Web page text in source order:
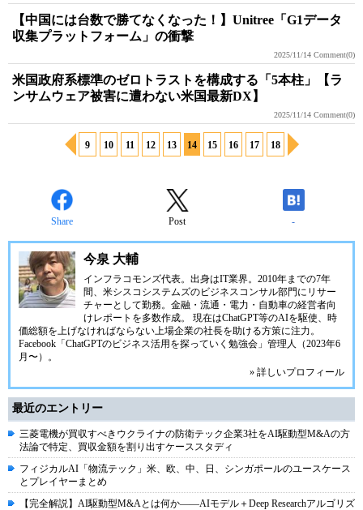
【中国には台数で勝てなくなった！】Unitree「G1データ
収集プラットフォーム」の衝撃
2025/11/14 Comment(0)
米国政府系標準のゼロトラストを構成する「5本柱」【ラ
ンサムウェア被害に遭わない米国最新DX】
2025/11/14 Comment(0)
9 10 11 12 13 14 15 16 17 18
Share Post -
今泉 大輔
インフラコモンズ代表。出身はIT業界。2010年までの7年
間、米シスコシステムズのビジネスコンサル部門にリサー
チャーとして勤務。金融・流通・電力・自動車の経営者向
けレポートを多数作成。 現在はChatGPT等のAIを駆使、時
価総額を上げなければならない上場企業の社長を助ける方策に注力。
Facebook「ChatGPTのビジネス活用を探っていく勉強会」管理人（2023年6
月〜）。
» 詳しいプロフィール
最近のエントリー
三菱電機が買収すべきウクライナの防衛テック企業3社をAI駆動型M&Aの方
法論で特定、買収金額を割り出すケーススタディ
フィジカルAI「物流テック」米、欧、中、日、シンガポールのユースケース
とプレイヤーまとめ
【完全解説】AI駆動型M&Aとは何か――AIモデル＋Deep Researchアルゴリズ